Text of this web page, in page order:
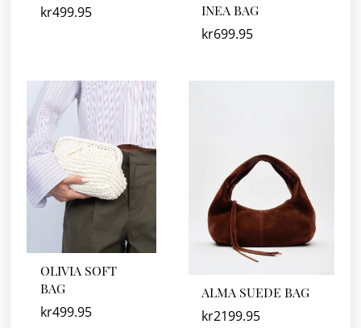
kr499.95 INEA BAG
kr699.95
OLIVIA SOFT
BAG
kr499.95
ALMA SUEDE BAG
kr2199.95